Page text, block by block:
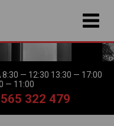
8:30 — 12:30 13:30 — 17:00
— 11:00
322 479